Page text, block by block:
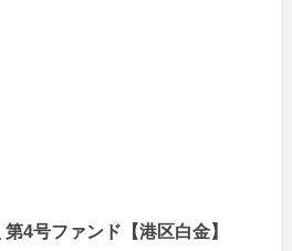
4号ファンド【港区白金】